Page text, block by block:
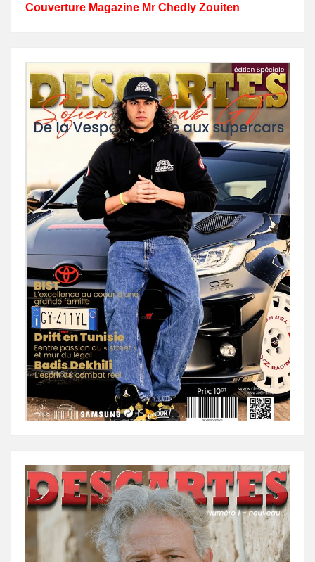
Couverture Magazine Mr Chedly Zouiten